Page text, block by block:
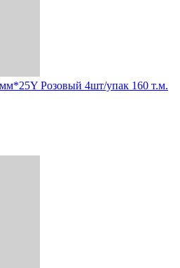
Розовый 4шт/упак 160 т.м.